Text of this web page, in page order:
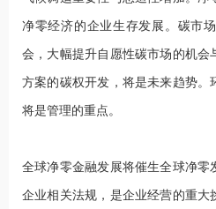
净零经济的企业生存发展。碳市
会，大幅提升自愿性碳市场的机
方案的碳权开发，将是未来趋势。
将是管理的重点。
全球净零金融发展将催生全球净
企业相关法规，是企业经营的重